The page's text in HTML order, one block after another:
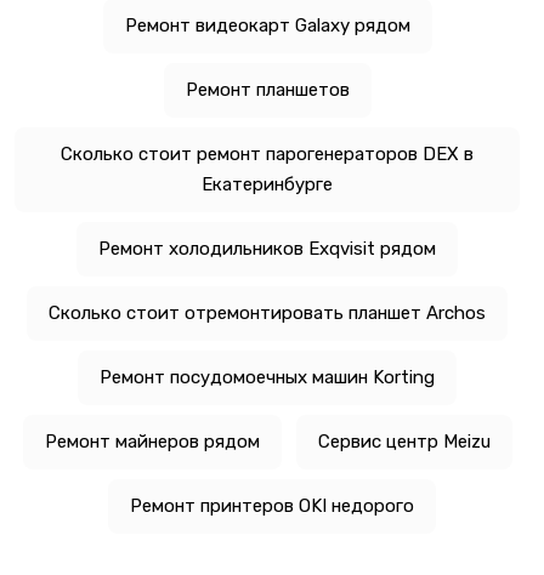
Ремонт видеокарт Galaxy рядом
Ремонт планшетов
Сколько стоит ремонт парогенераторов DEX в
Екатеринбурге
Ремонт холодильников Exqvisit рядом
Сколько стоит отремонтировать планшет Archos
Ремонт посудомоечных машин Korting
Ремонт майнеров рядом Сервис центр Meizu
Ремонт принтеров OKI недорого